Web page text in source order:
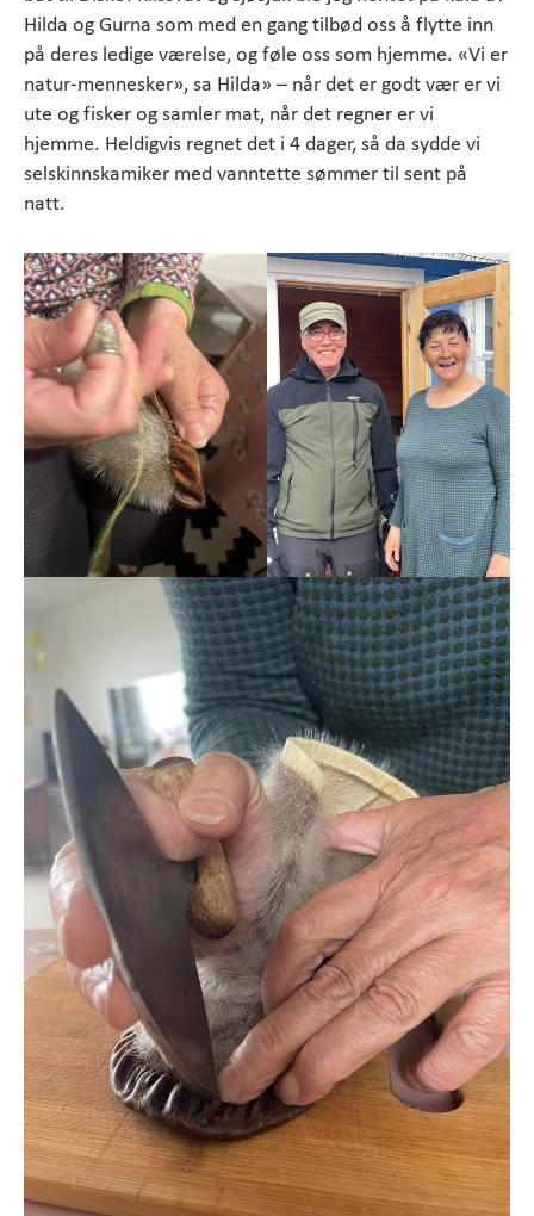
Hilda og Gurna som med en gang tilbød oss å flytte inn
på deres ledige værelse, og føle oss som hjemme. «Vi er
natur-mennesker», sa Hilda» – når det er godt vær er vi
ute og fisker og samler mat, når det regner er vi
hjemme. Heldigvis regnet det i 4 dager, så da sydde vi
selskinnskamiker med vanntette sømmer til sent på
natt.